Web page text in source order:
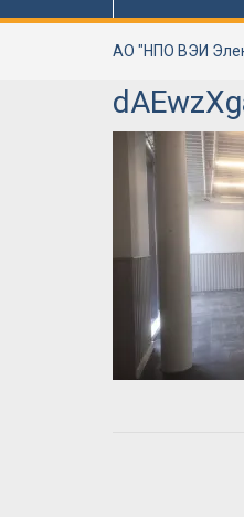
АО "НПО ВЭИ